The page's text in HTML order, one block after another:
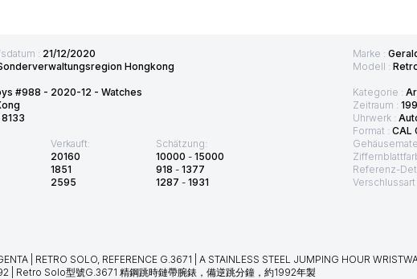
: 21/12/2020
Hongkong
#988 - 2020-12 - Watches
8133
Verkauft:
20160
1851
2595
Schätzung:
10000 - 15000
918 - 1377
1287 - 1931
Marke :
Modell :
Kategorie :
Zeitraum :
Uhrwerk :
Format : CAL
Referenz-
Verschlussart
| RETRO SOLO, REFERENCE G.3671 | A STAINLESS STEEL JUMPING HOUR
| Retro Solo型號G.3671 精鋼跳時鏈帶腕錶，備逆跳分鐘，約1992年製